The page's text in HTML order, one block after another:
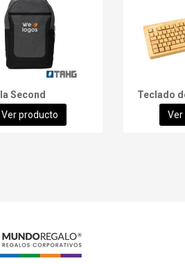
Second
Ver producto
Teclado